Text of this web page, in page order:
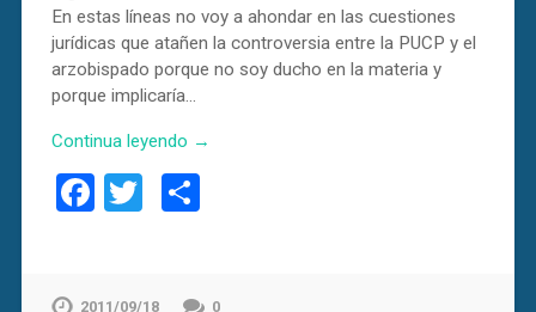
En estas líneas no voy a ahondar en las cuestiones
jurídicas que atañen la controversia entre la PUCP y el
arzobispado porque no soy ducho en la materia y
porque implicaría…
Continua leyendo →
Facebook
Twitter
2011/09/18 0